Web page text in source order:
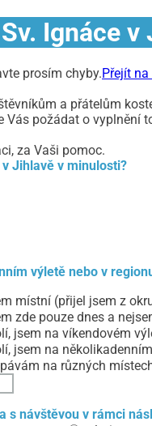
Ignáce v
prosím chyby.Přejít
a přátelům
Vás požádat o vyplnění
za Vaši pomoc.
Jihlavě v minulosti?
výletě nebo v
místní (přijel jsem z
zde pouze dnes a
jsem na víkendovém
jsem na
na různých
návštěvou v rámci